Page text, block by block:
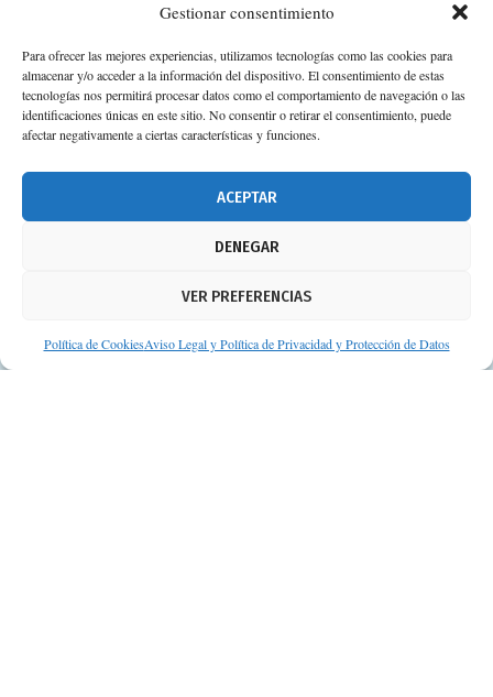
Gestionar consentimiento
Para ofrecer las mejores experiencias, utilizamos tecnologías como las cookies para
almacenar y/o acceder a la información del dispositivo. El consentimiento de estas
tecnologías nos permitirá procesar datos como el comportamiento de navegación o las
identificaciones únicas en este sitio. No consentir o retirar el consentimiento, puede
afectar negativamente a ciertas características y funciones.
ACEPTAR
DENEGAR
VER PREFERENCIAS
Política de CookiesAviso Legal y Política de Privacidad y Protección de Datos
Calle Camino de los Descubrimientos, 11,
Planta 3ª 41092 – Sevilla
674 02 62 03
Aviso legal
Protección de datos personales
Suscripción a Newsletter